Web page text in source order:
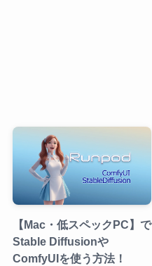
【Mac・低スペックPC】で
Stable Diffusionや
ComfyUIを使う方法！